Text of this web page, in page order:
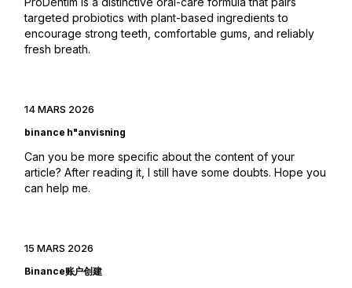
targeted probiotics with plant-based ingredients to
encourage strong teeth, comfortable gums, and reliably
fresh breath.
14 MARS 2026
binance h"anvisning
Can you be more specific about the content of your
article? After reading it, I still have some doubts. Hope you
can help me.
15 MARS 2026
Binance账户创建